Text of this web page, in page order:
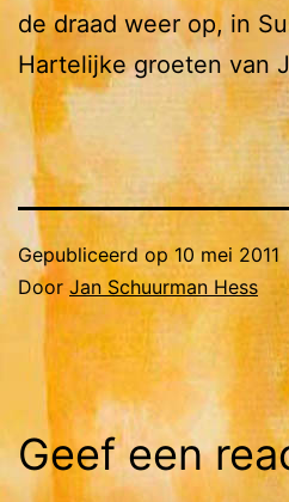
de draad weer op, in
Hartelijke groeten van
Gepubliceerd op10 mei 2011
Door Jan Schuurman Hess
Geef een